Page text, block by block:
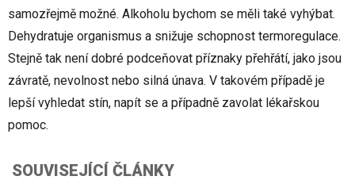
samozřejmě možné. Alkoholu bychom se měli také vyhýbat.
Dehydratuje organismus a snižuje schopnost termoregulace.
Stejně tak není dobré podceňovat příznaky přehřátí, jako jsou
závratě, nevolnost nebo silná únava. V takovém případě je
lepší vyhledat stín, napít se a případně zavolat lékařskou
pomoc.
SOUVISEJÍCÍ ČLÁNKY